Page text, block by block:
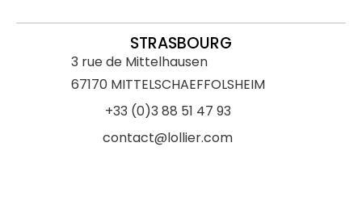
STRASBOURG
3 rue de Mittelhausen
67170 MITTELSCHAEFFOLSHEIM
+33 (0)3 88 51 47 93
contact@lollier.com